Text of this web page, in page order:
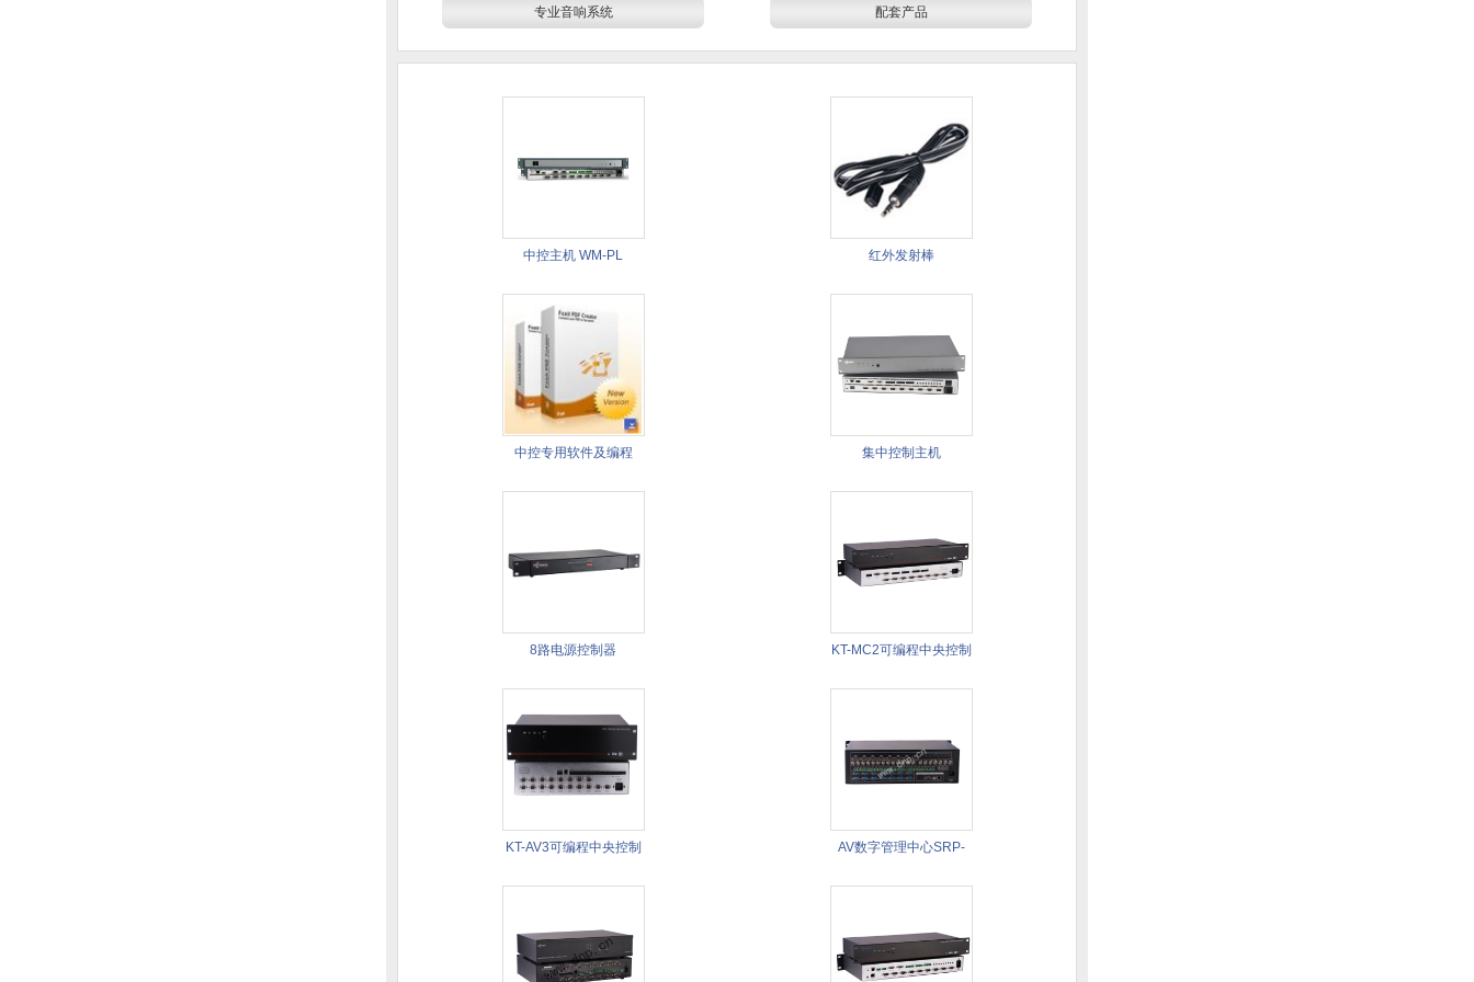
专业音响系统 配套产品
中控主机 WM-PL 红外发射棒
中控专用软件及编程 集中控制主机
8路电源控制器 KT-MC2可编程中央控制
KT-AV3可编程中央控制 AV数字管理中心SRP-